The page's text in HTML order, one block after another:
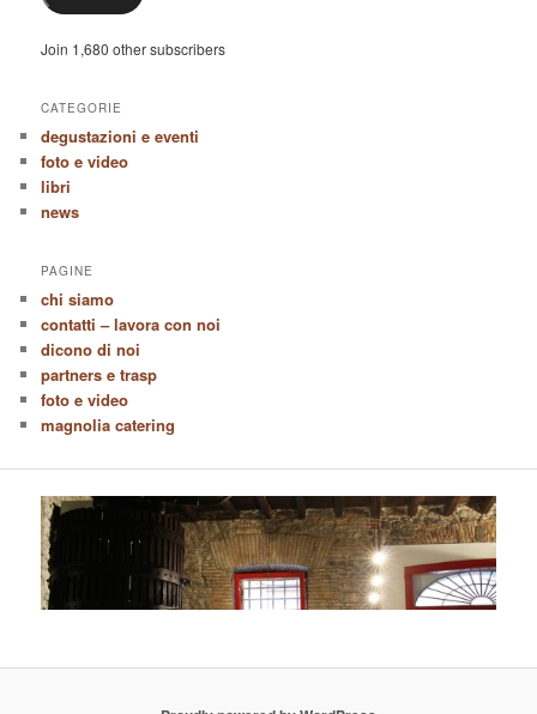
Join 1,680 other subscribers
CATEGORIE
degustazioni e eventi
foto e video
libri
news
PAGINE
chi siamo
contatti – lavora con noi
dicono di noi
partners e trasp
foto e video
magnolia catering